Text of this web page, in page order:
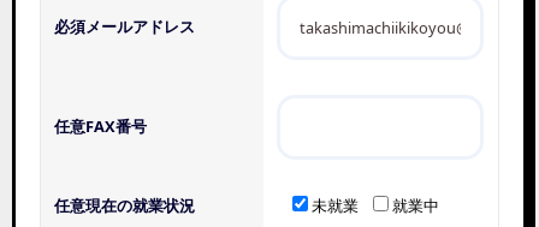
必須メールアドレス
任意FAX番号
任意現在の就業状況 未就業 就業中